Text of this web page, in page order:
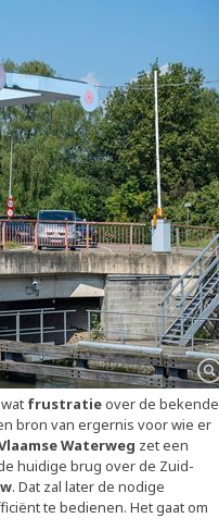
frustratieover de bekende
bron van ergernis voor wie er
Waterweg zet een
huidige brug over de Zuid-
. Dat zal later de nodige
te bedienen. Het gaat om